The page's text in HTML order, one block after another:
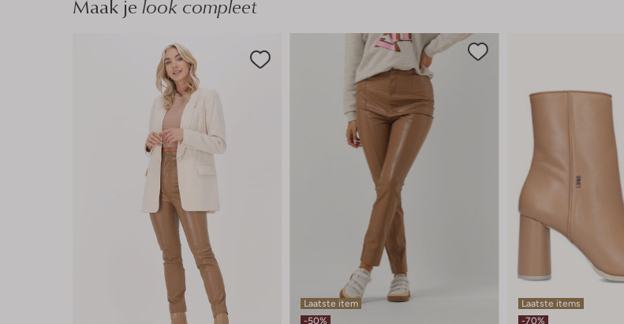
Maak je look compleet
Laatste item
-50%
Laatste items
-70%